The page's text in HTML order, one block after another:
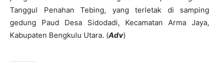
Tanggul Penahan Tebing, yang terletak di samping
gedung Paud Desa Sidodadi, Kecamatan Arma Jaya,
Kabupaten Bengkulu Utara. (Adv)